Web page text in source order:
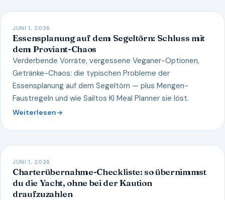
JUNI 1, 2026
Essensplanung auf dem Segeltörn: Schluss mit
dem Proviant-Chaos
Verderbende Vorräte, vergessene Veganer-Optionen,
Getränke-Chaos: die typischen Probleme der
Essensplanung auf dem Segeltörn — plus Mengen-
Faustregeln und wie Sailtos KI Meal Planner sie löst.
Weiterlesen
JUNI 1, 2026
Charterübernahme-Checkliste: so übernimmst
du die Yacht, ohne bei der Kaution
draufzuzahlen